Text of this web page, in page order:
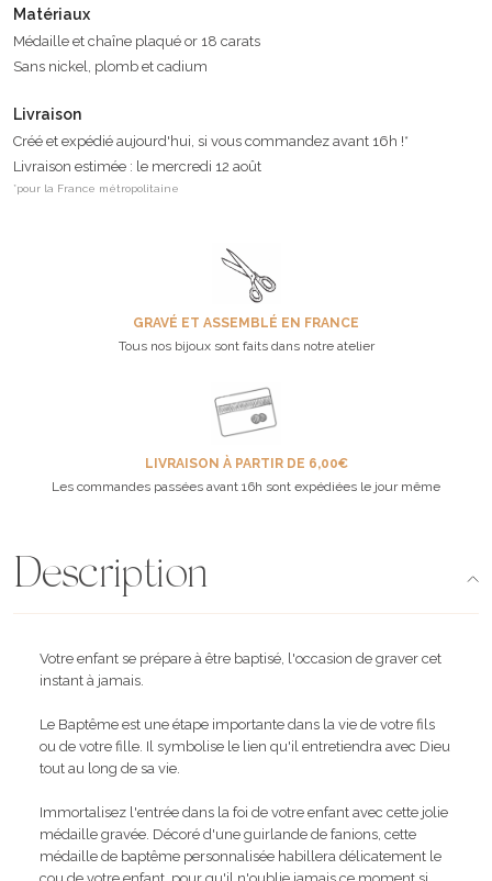
Matériaux
Médaille et chaîne plaqué or 18 carats
Sans nickel, plomb et cadium
Livraison
Créé et expédié aujourd'hui, si vous commandez avant 16h !*
Livraison estimée : le mercredi 12 août
*pour la France métropolitaine
GRAVÉ ET ASSEMBLÉ EN FRANCE
Tous nos bijoux sont faits dans notre atelier
LIVRAISON À PARTIR DE 6,00€
Les commandes passées avant 16h sont expédiées le jour même
Description
Votre enfant se prépare à être baptisé, l'occasion de graver cet
instant à jamais.
Le Baptême est une étape importante dans la vie de votre fils
ou de votre fille. Il symbolise le lien qu'il entretiendra avec Dieu
tout au long de sa vie.
Immortalisez l'entrée dans la foi de votre enfant avec cette jolie
médaille gravée. Décoré d'une guirlande de fanions, cette
médaille de baptême personnalisée habillera délicatement le